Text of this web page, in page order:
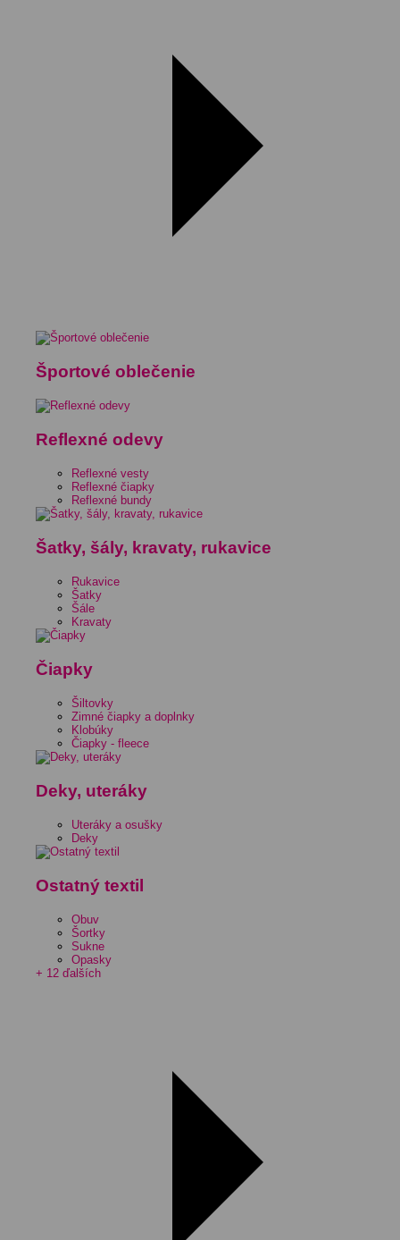
Športové oblečenie
Reflexné odevy
Reflexné vesty
Reflexné čiapky
Reflexné bundy
Šatky, šály, kravaty, rukavice
Rukavice
Šatky
Šále
Kravaty
Čiapky
Šiltovky
Zimné čiapky a doplnky
Klobúky
Čiapky - fleece
Deky, uteráky
Uteráky a osušky
Deky
Ostatný textil
Obuv
Šortky
Sukne
Opasky
+ 12 ďalších